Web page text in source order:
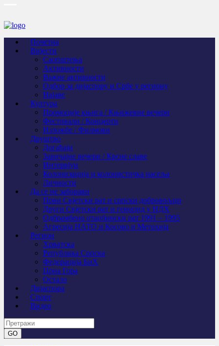
Почетна
Вијести
Саопштења
Активности
Важне активности
Одбор за дијаспору и Србе у региону
Најаве
Култура
Промоције књига / Књижевне вечери
Фестивали / Концерти
Изложбе / Филмови
Друштво
Догађаји
Завичајне вечери / Крсне славе
Интервјуи
Колонизација и колонистичка насеља
Личности
Да се не заборави
Први Свјeтски рат и српски добровољци
Други Свјетски рат и геноцид у НДХ
Одбрамбено отаџбински рат 1991 – 1995
Агресија НАТО и Косово и Метохија
Регион
Хрватска
Република Српска
Федерација БиХ
Црна Гора
Остало
Дијаспора
Спорт
Видео